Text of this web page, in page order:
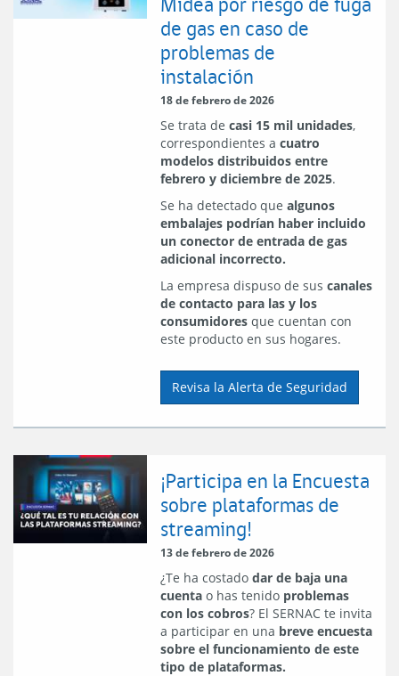
de gas en caso de
problemas de
instalación
18 de febrero de 2026
Se trata de casi 15 mil unidades,
correspondientes a cuatro
modelos distribuidos entre
febrero y diciembre de 2025.
Se ha detectado que algunos
embalajes podrían haber incluido
un conector de entrada de gas
adicional incorrecto.
La empresa dispuso de sus canales
de contacto para las y los
consumidores que cuentan con
este producto en sus hogares.
Revisa la Alerta de Seguridad
¡Participa en la Encuesta
sobre plataformas de
streaming!
13 de febrero de 2026
¿Te ha costado dar de baja una
cuenta o has tenido problemas
con los cobros? El SERNAC te invita
a participar en una breve encuesta
sobre el funcionamiento de este
tipo de plataformas.